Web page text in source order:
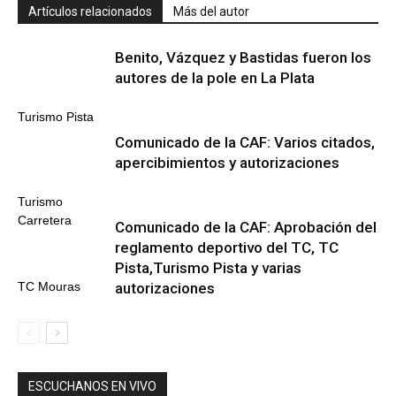
Artículos relacionados Más del autor
Turismo Pista
Benito, Vázquez y Bastidas fueron los
autores de la pole en La Plata
Turismo
Carretera
Comunicado de la CAF: Varios citados,
apercibimientos y autorizaciones
TC Mouras
Comunicado de la CAF: Aprobación del
reglamento deportivo del TC, TC
Pista,Turismo Pista y varias
autorizaciones
ESCUCHANOS EN VIVO